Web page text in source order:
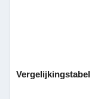
Vergelijkingstabel